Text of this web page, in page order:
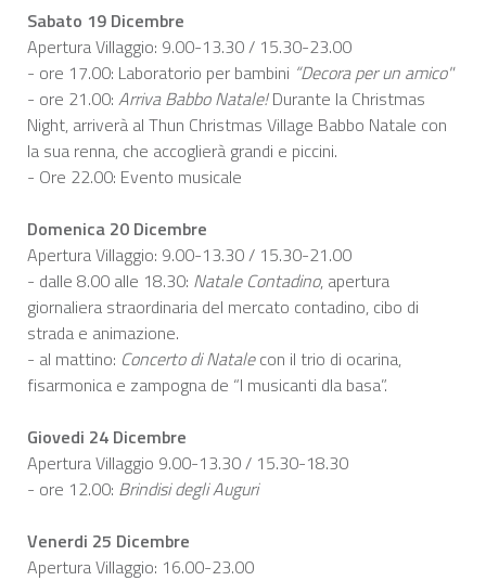
Sabato 19 Dicembre
Apertura Villaggio: 9.00-13.30 / 15.30-23.00
- ore 17.00: Laboratorio per bambini “Decora per un amico"
- ore 21.00: Arriva Babbo Natale!Durante la Christmas
Night, arriverà al Thun Christmas Village Babbo Natale con
la sua renna, che accoglierà grandi e piccini.
- Ore 22.00: Evento musicale
Domenica 20 Dicembre
Apertura Villaggio: 9.00-13.30 / 15.30-21.00
- dalle 8.00 alle 18.30: Natale Contadino, apertura
giornaliera straordinaria del mercato contadino, cibo di
strada e animazione.
- al mattino: Concerto di Natalecon il trio di ocarina,
fisarmonica e zampogna de “I musicanti dla basa”.
Giovedi 24 Dicembre
Apertura Villaggio 9.00-13.30 / 15.30-18.30
- ore 12.00: Brindisi degli Auguri
Venerdi 25 Dicembre
Apertura Villaggio: 16.00-23.00